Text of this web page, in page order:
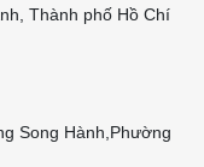
Thành phố Hồ Chí
Song Hành,Phường